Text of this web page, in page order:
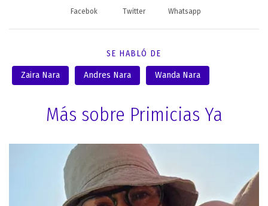
Facebok Twitter Whatsapp
SE HABLÓ DE
Zaira Nara Andres Nara Wanda Nara
Más sobre Primicias Ya